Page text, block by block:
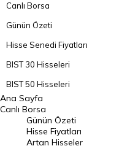
Canlı Borsa
Günün Özeti
Hisse Senedi Fiyatları
BIST 30 Hisseleri
BIST 50 Hisseleri
BIST 100 Hisseleri
En Çok Artan Hisseler
En Çok Düşen Hisseler
Ana Sayfa
Canlı Borsa
Günün Özeti
Hisse Fiyatları
Artan Hisseler